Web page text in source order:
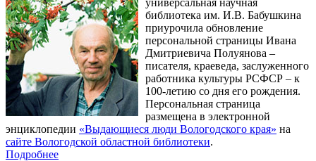
библиотека им. И.В. Бабушкина
приурочила обновление
персональной страницы Ивана
Дмитриевича Полуянова –
писателя, краеведа, заслуженного
работника культуры РСФСР – к
100‑летию со дня его рождения.
Персональная страница
размещена в электронной
энциклопедии «Выдающиеся люди Вологодского края» на
сайте Вологодской областной библиотеки.
Подробнее